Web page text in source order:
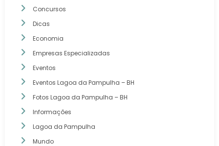
Concursos
Dicas
Economia
Empresas Especializadas
Eventos
Eventos Lagoa da Pampulha – BH
Fotos Lagoa da Pampulha – BH
Informações
Lagoa da Pampulha
Mundo